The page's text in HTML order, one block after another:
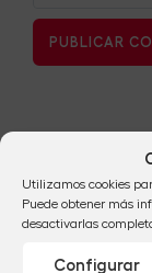
Utilizamos cookies
Puede obtener más
desactivarlas
Configurar